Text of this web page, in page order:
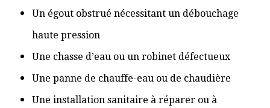
Un égout obstrué nécessitant un débouchage
haute pression
Une chasse d’eau ou un robinet défectueux
Une panne de chauffe-eau ou de chaudière
Une installation sanitaire à réparer ou à